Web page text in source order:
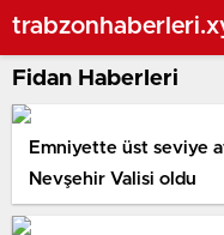
Fidan Haberleri
Emniyette üst seviye
Nevşehir Valisi oldu